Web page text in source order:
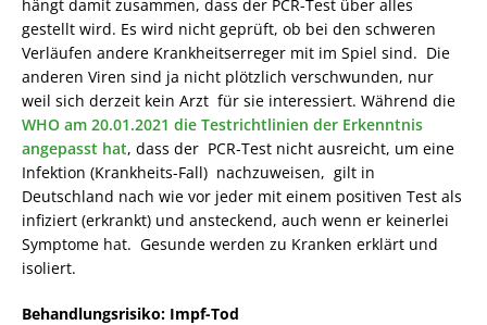
hängt damit zusammen, dass der PCR-Test über alles
gestellt wird. Es wird nicht geprüft, ob bei den schweren
Verläufen andere Krankheitserreger mit im Spiel sind. Die
anderen Viren sind ja nicht plötzlich verschwunden, nur
weil sich derzeit kein Arzt für sie interessiert. Während die
WHO am 20.01.2021 die Testrichtlinien der Erkenntnis
angepasst hat, dass der PCR-Test nicht ausreicht, um eine
Infektion (Krankheits-Fall) nachzuweisen, gilt in
Deutschland nach wie vor jeder mit einem positiven Test als
infiziert (erkrankt) und ansteckend, auch wenn er keinerlei
Symptome hat. Gesunde werden zu Kranken erklärt und
isoliert.
Behandlungsrisiko: Impf-Tod